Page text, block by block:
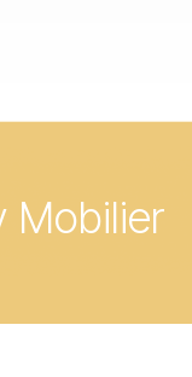
Mobilier